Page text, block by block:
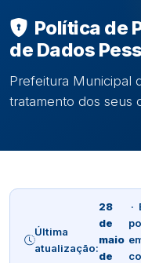
Política de
de Dados
Prefeitura Municipal
tratamento dos seus
Última
atualização:
28
de
maio
de
·